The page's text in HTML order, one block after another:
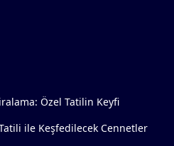
Özel Tatilin Keyfi
ile Keşfedilecek Cennetler